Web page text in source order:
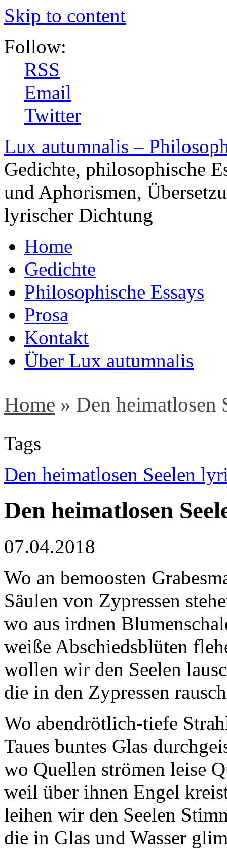
Skip to content
Follow:
RSS
Email
Twitter
Lux autumnalis –
Gedichte, philosophische
und Aphorismen,
lyrischer Dichtung
Home
Gedichte
Philosophische Essays
Prosa
Kontakt
Über Lux autumnalis
Home » Den heimatlosen
Tags
Den heimatlosen Seelen
Den heimatlosen
07.04.2018
Wo an bemoosten
Säulen von Zypressen
wo aus irdnen
weiße Abschiedsblüten
wollen wir den Seelen
die in den Zypressen
Wo abendrötlich-tiefe
Taues buntes Glas
wo Quellen strömen leise
weil über ihnen Engel
leihen wir den Seelen
die in Glas und Wasser